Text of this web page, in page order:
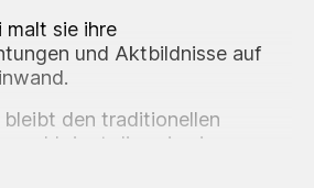
malt sie ihre
und Aktbildnisse auf
bleibt den traditionellen
und bringt diese in einen